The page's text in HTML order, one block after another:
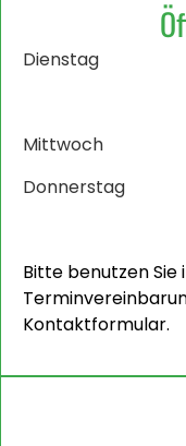
Dienstag
Mittwoch
Donnerstag
Bitte benutzen Sie
Kontaktformular.